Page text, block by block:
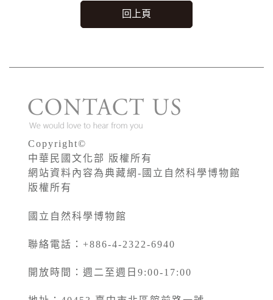
回上頁
Copyright©
中華民國文化部 版權所有
網站資料內容為典藏網-國立自然科學博物館
版權所有
國立自然科學博物館
聯絡電話：+886-4-2322-6940
開放時間：週二至週日9:00-17:00